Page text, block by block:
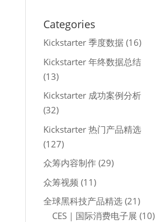
Categories
Kickstarter 季度数据 (16)
Kickstarter 年终数据总结
(13)
Kickstarter 成功案例分析
(32)
Kickstarter 热门产品精选
(127)
众筹内容制作 (29)
众筹视频 (11)
全球黑科技产品精选 (21)
CES｜国际消费电子展 (10)